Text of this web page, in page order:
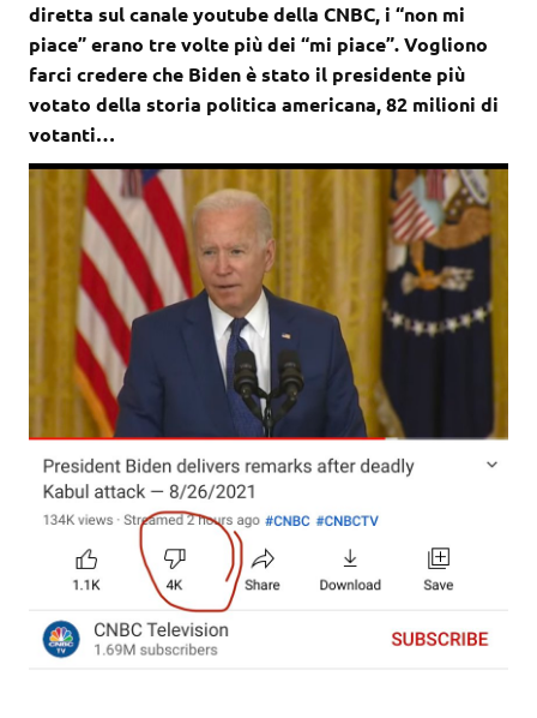
diretta sul canale youtube della CNBC, i “non mi
piace” erano tre volte più dei “mi piace”. Vogliono
farci credere che Biden è stato il presidente più
votato della storia politica americana, 82 milioni di
votanti…